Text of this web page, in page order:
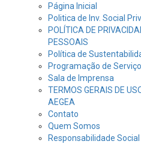
Página Inicial
Politica de Inv. Social
POLÍTICA DE
PESSOAIS
Política de
Programação de
Sala de Imprensa
TERMOS GERAIS DE
AEGEA
Contato
Quem Somos
Responsabilidade Social